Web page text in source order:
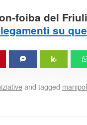
foiba del
su
and tagged